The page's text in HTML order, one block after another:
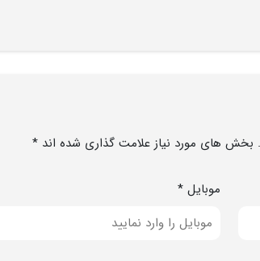
های مورد نیاز علامت گذاری شده اند *
موبایل *